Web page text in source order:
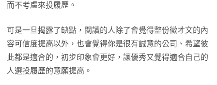
而不考慮來投履歷。
可是一旦揭露了缺點，閱讀的人除了會覺得整份徵才文的內
容可信度提高以外，也會覺得你是很有誠意的公司、希望彼
此都是適合的，初步印象會更好，讓優秀又覺得適合自己的
人選投履歷的意願提高。